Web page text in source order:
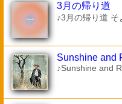
3月の帰り道
♪3月の帰り道 そ
Sunshine and
♪Sunshine and